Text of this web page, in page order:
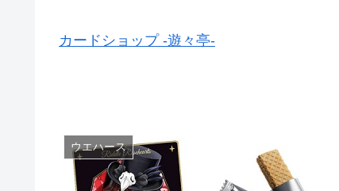
カードショップ -遊々亭-
ウエハース